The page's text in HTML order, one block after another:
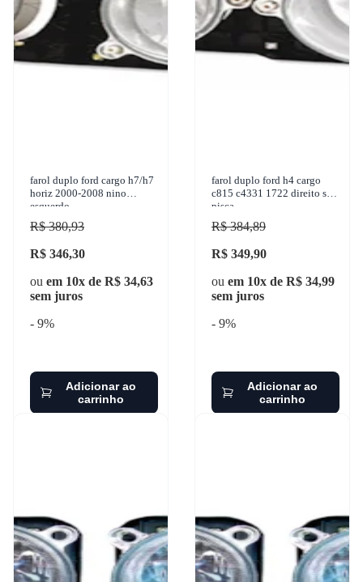
farol duplo ford cargo h7/h7
horiz 2000-2008 nino
esquerdo
R$ 380,93
R$ 346,30
ou em 10x de R$ 34,63
sem juros
- 9%
Adicionar ao
carrinho
farol duplo ford h4 cargo
c815 c4331 1722 direito sem
pisca
R$ 384,89
R$ 349,90
ou em 10x de R$ 34,99
sem juros
- 9%
Adicionar ao
carrinho